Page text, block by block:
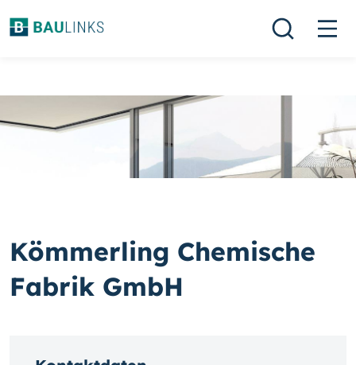
Kömmerling Chemische
Fabrik GmbH